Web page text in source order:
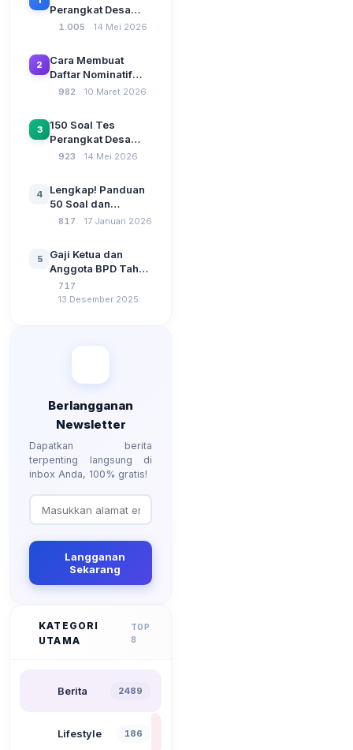
Perangkat Desa
Terbaru 2026
CAT Berbasis UU
Desa No. 3 Tahun
2024
1.005 14 Mei 2026
2
Cara Membuat
Daftar Nominatif
Siltap di Aplikasi
SPP Pencairan
Dana Desa
982 10 Maret 2026
3
150 Soal Tes
Perangkat Desa
2026: Administrasi
Kebangsaan, dan
Komputer Beserta
Jawaban Paling
923 14 Mei 2026
4
Lengkap! Panduan
50 Soal dan
Jawaban Tes
Berdasarkan UU No
3 Tahun 2024
817 17 Januari 2026
5
Gaji Ketua dan
Anggota BPD Tahun
2026, Berapa
Besarannya? Ada
717
13 Desember 2025
Berlangganan
Newsletter
Dapatkan berita
terpenting langsung di
inbox Anda, 100% gratis!
Langganan
Sekarang
KATEGORI
UTAMA
TOP
8
Berita 2489
Lifestyle 186